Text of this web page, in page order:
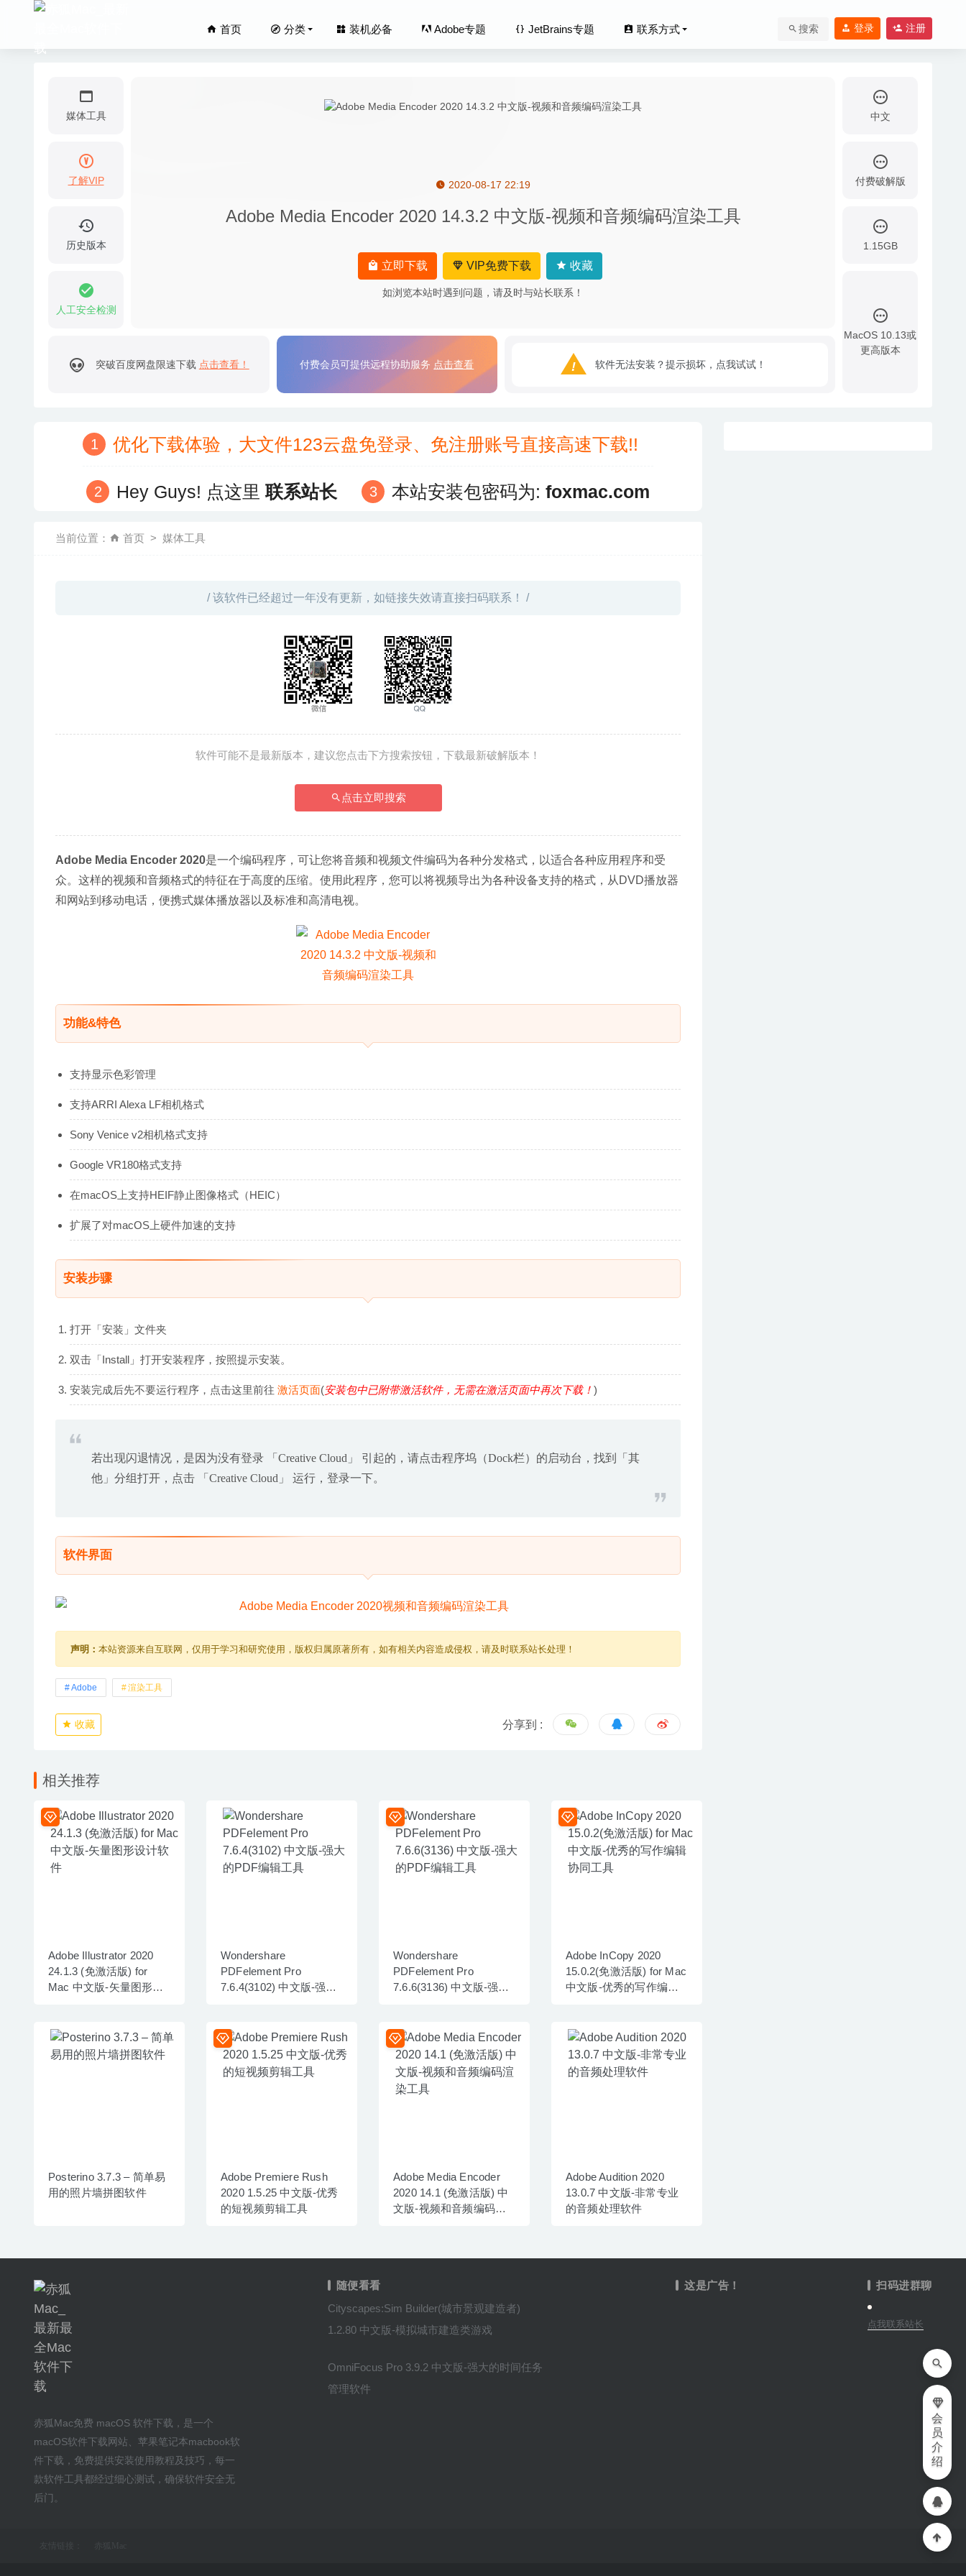
首页 分类 装机必备 Adobe专题 JetBrains专题 联系方式 搜索 登录 注册
媒体工具
了解VIP
历史版本
人工安全检测
2020-08-17 22:19
Adobe Media Encoder 2020 14.3.2 中文版-视频和音频编码渲染工具
立即下载 VIP免费下载 收藏
如浏览本站时遇到问题，请及时与站长联系！
中文
付费破解版
1.15GB
MacOS 10.13或
更高版本
突破百度网盘限速下载 点击查看！ 付费会员可提供远程协助服务 点击查看 软件无法安装？提示损坏，点我试试！
优化下载体验，大文件123云盘免登录、免注册账号直接高速下载!!
Hey Guys! 点这里联系站长 本站安装包密码为: foxmac.com
当前位置： 首页 媒体工具
/ 该软件已经超过一年没有更新，如链接失效请直接扫码联系！ /
软件可能不是最新版本，建议您点击下方搜索按钮，下载最新破解版本！
点击立即搜索
Adobe Media Encoder 2020是一个编码程序，可让您将音频和视频文件编码为各种分发格式，以适合各种应用程序和受
众。这样的视频和音频格式的特征在于高度的压缩。使用此程序，您可以将视频导出为各种设备支持的格式，从DVD播放器
和网站到移动电话，便携式媒体播放器以及标准和高清电视。
功能&特色
支持显示色彩管理
支持ARRI Alexa LF相机格式
Sony Venice v2相机格式支持
Google VR180格式支持
在macOS上支持HEIF静止图像格式（HEIC）
扩展了对macOS上硬件加速的支持
安装步骤
打开「安装」文件夹
双击「Install」打开安装程序，按照提示安装。
安装完成后先不要运行程序，点击这里前往 激活页面(安装包中已附带激活软件，无需在激活页面中再次下载！ )
若出现闪退情况，是因为没有登录 「Creative Cloud」 引起的，请点击程序坞（Dock栏）的启动台，找到「其
他」分组打开，点击 「Creative Cloud」 运行，登录一下。
软件界面
声明： 本站资源来自互联网，仅用于学习和研究使用，版权归属原著所有，如有相关内容造成侵权，请及时联系站长处理！
Adobe 渲染工具
收藏 分享到 :
相关推荐
Adobe Illustrator 2020
24.1.3 (免激活版) for
Mac 中文版-矢量图形设
Wondershare
PDFelement Pro
7.6.4(3102) 中文版-强大
Wondershare
PDFelement Pro
7.6.6(3136) 中文版-强大
Adobe InCopy 2020
15.0.2(免激活版) for Mac
中文版-优秀的写作编辑
Posterino 3.7.3 – 简单易
用的照片墙拼图软件
Adobe Premiere Rush
2020 1.5.25 中文版-优秀
的短视频剪辑工具
Adobe Media Encoder
2020 14.1 (免激活版) 中
文版-视频和音频编码渲
Adobe Audition 2020
13.0.7 中文版-非常专业
的音频处理软件
赤狐Mac免费 macOS 软件下载 ，是一个
macOS软件下载网站
苹果笔记本macbook软
件下载 ，免费提供安装使用教程及技巧 ，每一
款软件工具都经过细心测试，确保软件安全无
后门。
随便看看
Cityscapes:Sim Builder(城市景观建造者)
1.2.80 中文版-模拟城市建造类游戏
OmniFocus Pro 3.9.2 中文版-强大的时间任务
管理软件
这是广告！ 扫码进群聊
点我联系站长
友情链接：
会
员
介
绍
Monit 2.2.4-macOS系统状态监控软件 2025-10-07
Multitouch 1.18.4 – 触控板多点自定义手势操作 2020-09-07
Movist Pro 2.17.1 中文版-易用且强大的视频播放器 2026-07-30